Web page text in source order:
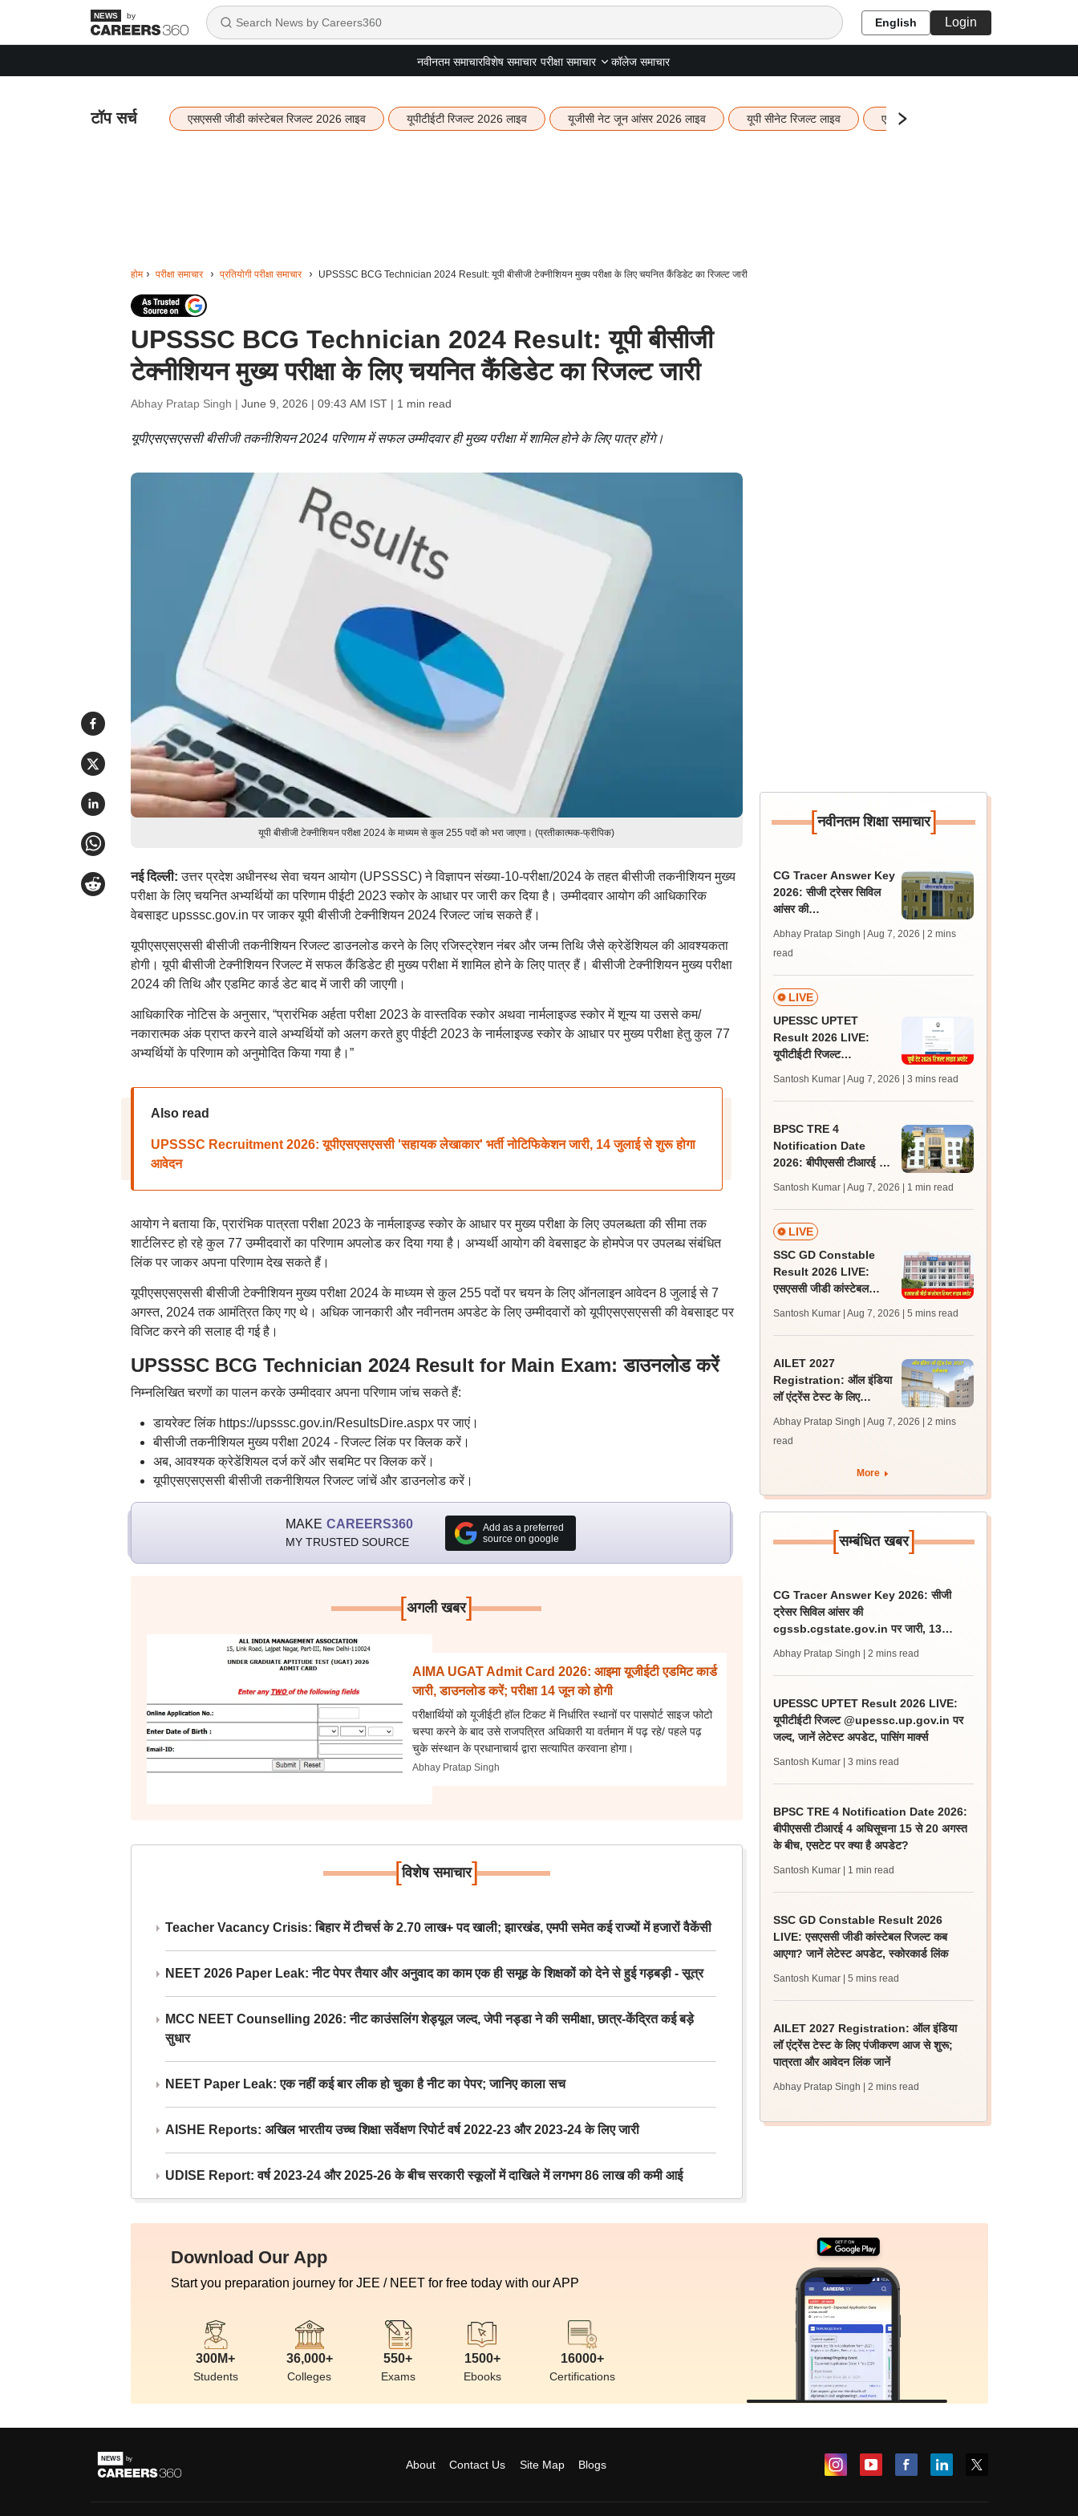
by English Login
नवीनतम समाचारविशेष समाचार परीक्षा समाचार कॉलेज समाचार
टॉप सर्च एसएससी जीडी कांस्टेबल रिजल्ट 2026 लाइव यूपीटीईटी रिजल्ट 2026 लाइव यूजीसी नेट जून आंसर 2026 लाइव यूपी सीनेट रिजल्ट लाइव एचबीएसई 12वीं का रिजल्ट लाइव
होम परीक्षा समाचार प्रतियोगी परीक्षा समाचार UPSSSC BCG Technician 2024 Result: यूपी बीसीजी टेक्नीशियन मुख्य परीक्षा के लिए चयनित कैंडिडेट का रिजल्ट जारी
UPSSSC BCG Technician 2024 Result: यूपी बीसीजी
टेक्नीशियन मुख्य परीक्षा के लिए चयनित कैंडिडेट का रिजल्ट जारी
Abhay Pratap Singh | June 9, 2026 | 09:43 AM IST| 1 min read
यूपीएसएसएससी बीसीजी तकनीशियन 2024 परिणाम में सफल उम्मीदवार ही मुख्य परीक्षा में शामिल होने के लिए पात्र होंगे।
यूपी बीसीजी टेक्नीशियन परीक्षा 2024 के माध्यम से कुल 255 पदों को भरा जाएगा। (प्रतीकात्मक-फ्रीपिक)
नई दिल्ली:उत्तर प्रदेश अधीनस्थ सेवा चयन आयोग (UPSSSC) ने विज्ञापन संख्या-10-परीक्षा/2024 के तहत बीसीजी तकनीशियन मुख्य
परीक्षा के लिए चयनित अभ्यर्थियों का परिणाम पीईटी 2023 स्कोर के आधार पर जारी कर दिया है। उम्मीदवार आयोग की आधिकारिक
वेबसाइट upsssc.gov.in पर जाकर यूपी बीसीजी टेक्नीशियन 2024 रिजल्ट जांच सकते हैं।
यूपीएसएसएससी बीसीजी तकनीशियन रिजल्ट डाउनलोड करने के लिए रजिस्ट्रेशन नंबर और जन्म तिथि जैसे क्रेडेंशियल की आवश्यकता
होगी। यूपी बीसीजी टेक्नीशियन रिजल्ट में सफल कैंडिडेट ही मुख्य परीक्षा में शामिल होने के लिए पात्र हैं। बीसीजी टेक्नीशियन मुख्य परीक्षा
2024 की तिथि और एडमिट कार्ड डेट बाद में जारी की जाएगी।
आधिकारिक नोटिस के अनुसार, “प्रारंभिक अर्हता परीक्षा 2023 के वास्तविक स्कोर अथवा नार्मलाइज्ड स्कोर में शून्य या उससे कम/
नकारात्मक अंक प्राप्त करने वाले अभ्यर्थियों को अलग करते हुए पीईटी 2023 के नार्मलाइज्ड स्कोर के आधार पर मुख्य परीक्षा हेतु कुल 77
अभ्यर्थियों के परिणाम को अनुमोदित किया गया है।”
Also read
UPSSSC Recruitment 2026: यूपीएसएसएससी 'सहायक लेखाकार' भर्ती नोटिफिकेशन जारी, 14 जुलाई से शुरू होगा
आवेदन
आयोग ने बताया कि, प्रारंभिक पात्रता परीक्षा 2023 के नार्मलाइज्ड स्कोर के आधार पर मुख्य परीक्षा के लिए उपलब्धता की सीमा तक
शार्टलिस्ट हो रहे कुल 77 उम्मीदवारों का परिणाम अपलोड कर दिया गया है। अभ्यर्थी आयोग की वेबसाइट के होमपेज पर उपलब्ध संबंधित
लिंक पर जाकर अपना परिणाम देख सकते हैं।
यूपीएसएसएससी बीसीजी टेक्नीशियन मुख्य परीक्षा 2024 के माध्यम से कुल 255 पदों पर चयन के लिए ऑनलाइन आवेदन 8 जुलाई से 7
अगस्त, 2024 तक आमंत्रित किए गए थे। अधिक जानकारी और नवीनतम अपडेट के लिए उम्मीदवारों को यूपीएसएसएससी की वेबसाइट पर
विजिट करने की सलाह दी गई है।
UPSSSC BCG Technician 2024 Result for Main Exam: डाउनलोड करें
निम्नलिखित चरणों का पालन करके उम्मीदवार अपना परिणाम जांच सकते हैं:
डायरेक्ट लिंक https://upsssc.gov.in/ResultsDire.aspx पर जाएं।
बीसीजी तकनीशियल मुख्य परीक्षा 2024 - रिजल्ट लिंक पर क्लिक करें।
अब, आवश्यक क्रेडेंशियल दर्ज करें और सबमिट पर क्लिक करें।
यूपीएसएसएससी बीसीजी तकनीशियल रिजल्ट जांचें और डाउनलोड करें।
MAKE CAREERS360
MY TRUSTED SOURCE
Add as a preferred
source on google
[अगली खबर]
AIMA UGAT Admit Card 2026: आइमा यूजीईटी एडमिट कार्ड
जारी, डाउनलोड करें; परीक्षा 14 जून को होगी
परीक्षार्थियों को यूजीईटी हॉल टिकट में निर्धारित स्थानों पर पासपोर्ट साइज फोटो
चस्पा करने के बाद उसे राजपत्रित अधिकारी या वर्तमान में पढ़ रहे/ पहले पढ़
चुके संस्थान के प्रधानाचार्य द्वारा सत्यापित करवाना होगा।
Abhay Pratap Singh
[विशेष समाचार]
Teacher Vacancy Crisis: बिहार में टीचर्स के 2.70 लाख+ पद खाली; झारखंड, एमपी समेत कई राज्यों में हजारों वैकेंसी
NEET 2026 Paper Leak: नीट पेपर तैयार और अनुवाद का काम एक ही समूह के शिक्षकों को देने से हुई गड़बड़ी - सूत्र
MCC NEET Counselling 2026: नीट काउंसलिंग शेड्यूल जल्द, जेपी नड्डा ने की समीक्षा, छात्र-केंद्रित कई बड़े
सुधार
NEET Paper Leak: एक नहीं कई बार लीक हो चुका है नीट का पेपर; जानिए काला सच
AISHE Reports: अखिल भारतीय उच्च शिक्षा सर्वेक्षण रिपोर्ट वर्ष 2022-23 और 2023-24 के लिए जारी
UDISE Report: वर्ष 2023-24 और 2025-26 के बीच सरकारी स्कूलों में दाखिले में लगभग 86 लाख की कमी आई
[नवीनतम शिक्षा समाचार]
CG Tracer Answer Key
2026: सीजी ट्रेसर सिविल
आंसर की
पर जारी, 13 अगस्त तक उठाएं
आपत्ति
Abhay Pratap Singh | Aug 7, 2026
| 2 mins
read
LIVE
UPESSC UPTET
Result 2026 LIVE:
यूपीटीईटी रिजल्ट
जल्द, जानें लेटेस्ट अपडेट,
पासिंग मार्क्स
Santosh Kumar | Aug 7, 2026 | 3 mins read
BPSC TRE 4
Notification Date
2026: बीपीएससी टीआरई 4
के बीच, एसटेट पर क्या है
अपडेट?
Santosh Kumar | Aug 7, 2026 | 1 min read
LIVE
SSC GD Constable
Result 2026 LIVE:
एसएससी जीडी कांस्टेबल
लेटेस्ट अपडेट, स्कोरकार्ड लिंक
Santosh Kumar | Aug 7, 2026 | 5 mins read
AILET 2027
Registration: ऑल इंडिया
लॉ एंट्रेंस टेस्ट के लिए
और आवेदन लिंक जानें
Abhay Pratap Singh | Aug 7, 2026
| 2 mins
read
More
[सम्बंधित खबर]
CG Tracer Answer Key 2026: सीजी
ट्रेसर सिविल आंसर की
cgssb.cgstate.gov.in पर जारी, 13
Abhay Pratap Singh | 2 mins read
UPESSC UPTET Result 2026 LIVE:
यूपीटीईटी रिजल्ट @upessc.up.gov.in पर
जल्द, जानें लेटेस्ट अपडेट, पासिंग मार्क्स
Santosh Kumar | 3 mins read
BPSC TRE 4 Notification Date 2026:
बीपीएससी टीआरई 4 अधिसूचना 15 से 20 अगस्त
के बीच, एसटेट पर क्या है अपडेट?
Santosh Kumar | 1 min read
SSC GD Constable Result 2026
LIVE: एसएससी जीडी कांस्टेबल रिजल्ट कब
आएगा? जानें लेटेस्ट अपडेट, स्कोरकार्ड लिंक
Santosh Kumar | 5 mins read
AILET 2027 Registration: ऑल इंडिया
लॉ एंट्रेंस टेस्ट के लिए पंजीकरण आज से शुरू;
पात्रता और आवेदन लिंक जानें
Abhay Pratap Singh | 2 mins read
Download Our App
Start you preparation journey for JEE / NEET for free today with our APP
300M+
Students
36,000+
Colleges
550+
Exams
1500+
Ebooks
16000+
Certifications
About Contact Us Site Map Blogs
Sign In/Sign Up
access our resources onExams, Study
Material, Counseling, Colleges etc.